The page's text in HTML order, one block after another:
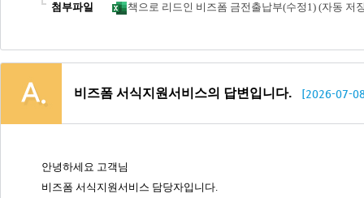
첨부파일 책으로 리드인 비즈폼 금전출납부(수정1) (자동 저
비즈폼 서식지원서비스의 답변입니다. [2026-07-
안녕하세요 고객님
비즈폼 서식지원서비스 담당자입니다.